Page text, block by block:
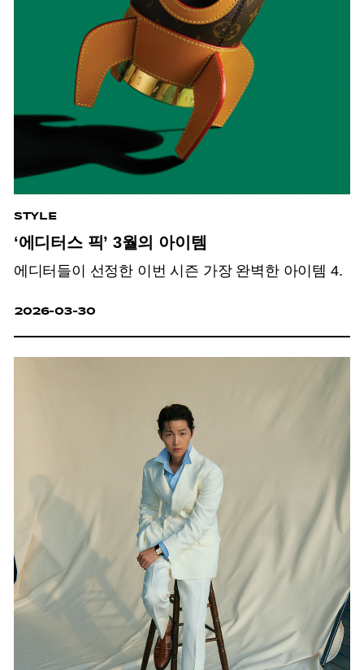
STYLE
‘에디터스 픽’ 3월의 아이템
에디터들이 선정한 이번 시즌 가장 완벽한 아이템 4.
2026-03-30